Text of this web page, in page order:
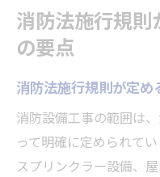
消防法施行規
の要点
消防法施行規則が定
消防設備工事の範囲は
って明確に定められて
スプリンクラー設備、